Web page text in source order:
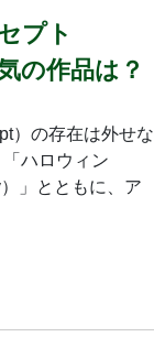
プト
の作品は？
）の存在は外せな
ハロウィン
」とともに、ア